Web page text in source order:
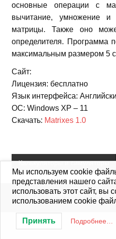
основные операции с
вычитание, умножение и
матрицы. Также оно
определителя. Программа
максимальным размером 5
Сайт:
Лицензия: бесплатно
Язык интерфейса:
ОС: Windows XP – 11
Скачать: Matrixes 1.0
Калькуляторы и симуляторы
Пользовательское
конфиденциальности|
Мы используем cookie
представления нашего
использовать этот сайт, вы
использованием cookie
Принять Подробнее…